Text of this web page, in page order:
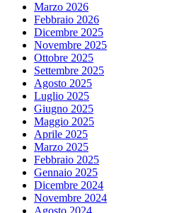
Marzo 2026
Febbraio 2026
Dicembre 2025
Novembre 2025
Ottobre 2025
Settembre 2025
Agosto 2025
Luglio 2025
Giugno 2025
Maggio 2025
Aprile 2025
Marzo 2025
Febbraio 2025
Gennaio 2025
Dicembre 2024
Novembre 2024